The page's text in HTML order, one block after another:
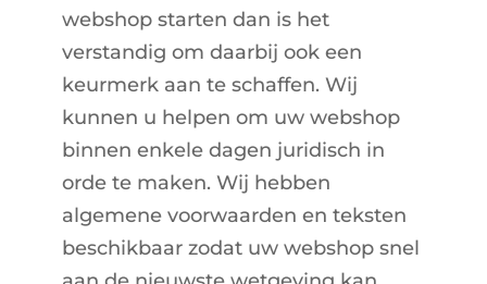
webshop starten dan is het
verstandig om daarbij ook een
keurmerk aan te schaffen. Wij
kunnen u helpen om uw webshop
binnen enkele dagen juridisch in
orde te maken. Wij hebben
algemene voorwaarden en teksten
beschikbaar zodat uw webshop snel